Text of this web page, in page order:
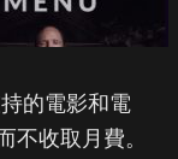
的電影和電
不收取月費。